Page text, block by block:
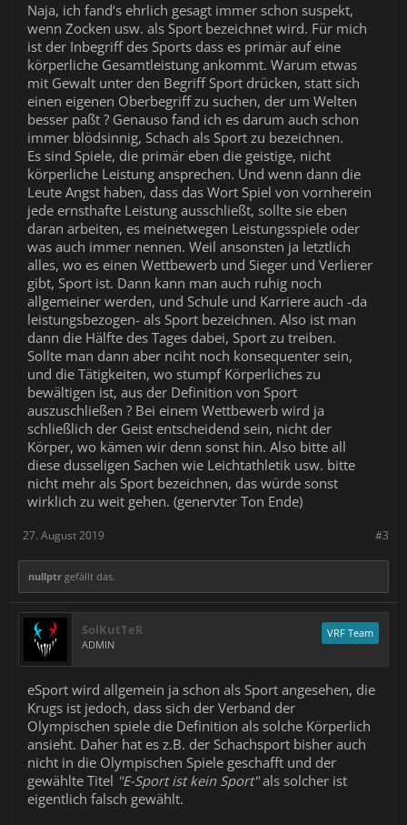
Naja, ich fand‘s ehrlich gesagt immer schon suspekt,
wenn Zocken usw. als Sport bezeichnet wird. Für mich
ist der Inbegriff des Sports dass es primär auf eine
körperliche Gesamtleistung ankommt. Warum etwas
mit Gewalt unter den Begriff Sport drücken, statt sich
einen eigenen Oberbegriff zu suchen, der um Welten
besser paßt ? Genauso fand ich es darum auch schon
immer blödsinnig, Schach als Sport zu bezeichnen.
Es sind Spiele, die primär eben die geistige, nicht
körperliche Leistung ansprechen. Und wenn dann die
Leute Angst haben, dass das Wort Spiel von vornherein
jede ernsthafte Leistung ausschließt, sollte sie eben
daran arbeiten, es meinetwegen Leistungsspiele oder
was auch immer nennen. Weil ansonsten ja letztlich
alles, wo es einen Wettbewerb und Sieger und Verlierer
gibt, Sport ist. Dann kann man auch ruhig noch
allgemeiner werden, und Schule und Karriere auch -da
leistungsbezogen- als Sport bezeichnen. Also ist man
dann die Hälfte des Tages dabei, Sport zu treiben.
Sollte man dann aber nciht noch konsequenter sein,
und die Tätigkeiten, wo stumpf Körperliches zu
bewältigen ist, aus der Definition von Sport
auszuschließen ? Bei einem Wettbewerb wird ja
schließlich der Geist entscheidend sein, nicht der
Körper, wo kämen wir denn sonst hin. Also bitte all
diese dusseligen Sachen wie Leichtathletik usw. bitte
nicht mehr als Sport bezeichnen, das würde sonst
wirklich zu weit gehen. (genervter Ton Ende)
#3
27. August 2019
nullptr gefällt das.
SolKutTeR
ADMIN
VRF Team
eSport wird allgemein ja schon als Sport angesehen, die
Krugs ist jedoch, dass sich der Verband der
Olympischen spiele die Definition als solche Körperlich
ansieht. Daher hat es z.B. der Schachsport bisher auch
nicht in die Olympischen Spiele geschafft und der
gewählte Titel "E-Sport ist kein Sport"als solcher ist
eigentlich falsch gewählt.